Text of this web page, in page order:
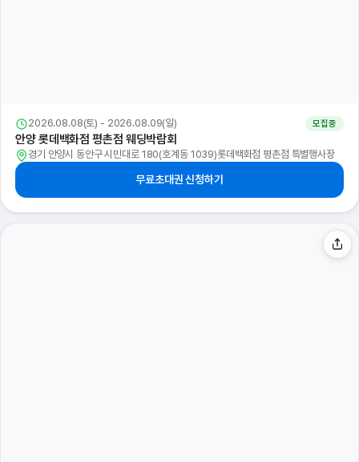
2026.08.08(토) - 2026.08.09(일) 모집중
안양 롯데백화점 평촌점 웨딩박람회
경기 안양시 동안구 시민대로 180(호계동 1039)롯데백화점 평촌점 특별행사장
무료초대권 신청하기